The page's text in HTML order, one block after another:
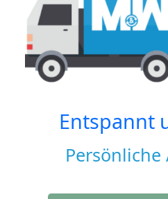
Entspannt